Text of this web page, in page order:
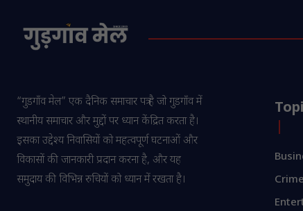
“गुडगाँव मेल” एक दैनिक समाचार पत्र है जो गुडगाँव में
स्थानीय समाचार और मुद्दों पर ध्यान केंद्रित करता है।
इसका उद्देश्य निवासियों को महत्वपूर्ण घटनाओं और
विकासों की जानकारी प्रदान करना है, और यह
समुदाय की विभिन्न रुचियों को ध्यान में रखता है।
Crime